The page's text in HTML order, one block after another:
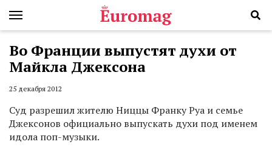
Во Франции выпустят духи от
Майкла Джексона
25 декабря 2012
Суд разрешил жителю Ниццы Франку Руа и семье
Джексонов официально выпускать духи под именем
идола поп-музыки.